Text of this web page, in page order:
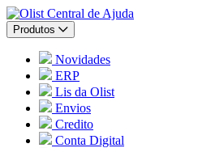
Central de Ajuda
Produtos
Novidades
ERP
Lis da Olist
Envios
Credito
Conta Digital